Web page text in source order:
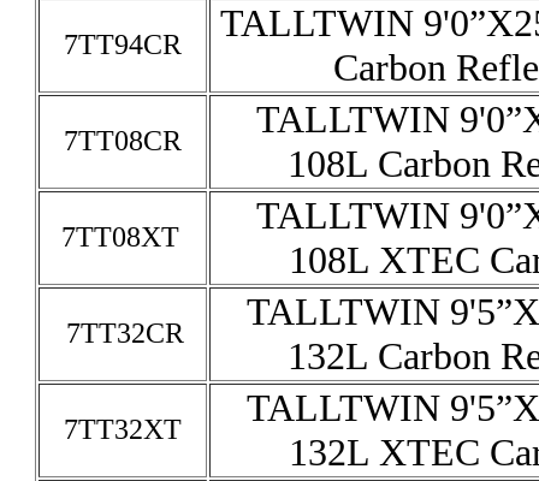
7TT94CR
TALLTWIN
Carbon
7TT08CR
TALLTWIN
108L Carbon
7TT08XT
TALLTWIN
108L XTEC
7TT32CR
TALLTWIN
132L Carbon
7TT32XT
TALLTWIN
132L XTEC